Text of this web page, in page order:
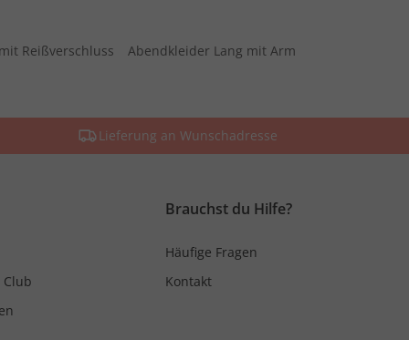
Reißverschluss Abendkleider Lang mit Arm
Lieferung an Wunschadresse
Club
Brauchst du Hilfe?
Häufige Fragen
Kontakt